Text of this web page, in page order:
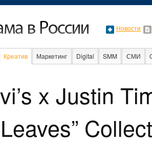
Новости
Креатив Маркетинг Digital SMM СМИ
x Justin